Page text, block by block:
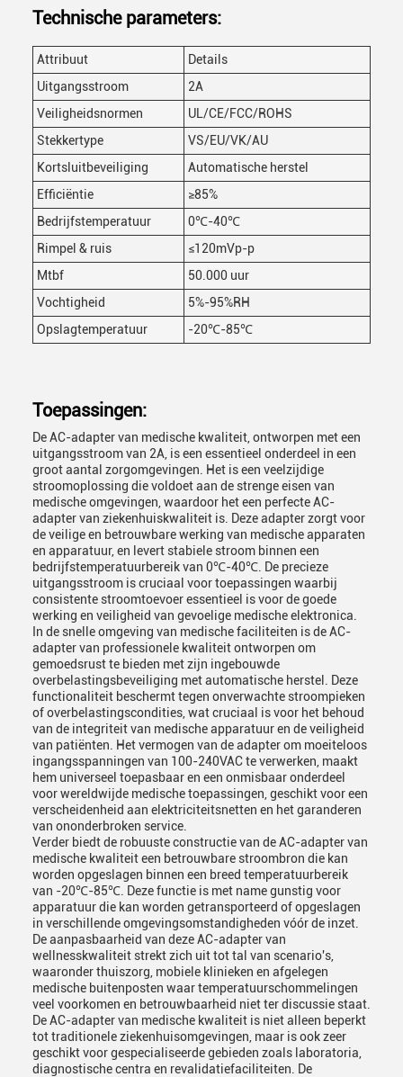
Technische parameters:
Attribuut
Details
Uitgangsstroom
2A
Veiligheidsnormen
UL/CE/FCC/ROHS
Stekkertype
VS/EU/VK/AU
Kortsluitbeveiliging
Automatische herstel
Efficiëntie
≥85%
Bedrijfstemperatuur
0℃-40℃
Rimpel & ruis
≤120mVp-p
Mtbf
50.000 uur
Vochtigheid
5%-95%RH
Opslagtemperatuur
-20℃-85℃
Toepassingen:
De AC-adapter van medische kwaliteit, ontworpen met een
uitgangsstroom van 2A, is een essentieel onderdeel in een
groot aantal zorgomgevingen. Het is een veelzijdige
stroomoplossing die voldoet aan de strenge eisen van
medische omgevingen, waardoor het een perfecte AC-
adapter van ziekenhuiskwaliteit is. Deze adapter zorgt voor
de veilige en betrouwbare werking van medische apparaten
en apparatuur, en levert stabiele stroom binnen een
bedrijfstemperatuurbereik van 0℃-40℃. De precieze
uitgangsstroom is cruciaal voor toepassingen waarbij
consistente stroomtoevoer essentieel is voor de goede
werking en veiligheid van gevoelige medische elektronica.
In de snelle omgeving van medische faciliteiten is de AC-
adapter van professionele kwaliteit ontworpen om
gemoedsrust te bieden met zijn ingebouwde
overbelastingsbeveiliging met automatische herstel. Deze
functionaliteit beschermt tegen onverwachte stroompieken
of overbelastingscondities, wat cruciaal is voor het behoud
van de integriteit van medische apparatuur en de veiligheid
van patiënten. Het vermogen van de adapter om moeiteloos
ingangsspanningen van 100-240VAC te verwerken, maakt
hem universeel toepasbaar en een onmisbaar onderdeel
voor wereldwijde medische toepassingen, geschikt voor een
verscheidenheid aan elektriciteitsnetten en het garanderen
van ononderbroken service.
Verder biedt de robuuste constructie van de AC-adapter van
medische kwaliteit een betrouwbare stroombron die kan
worden opgeslagen binnen een breed temperatuurbereik
van -20℃-85℃. Deze functie is met name gunstig voor
apparatuur die kan worden getransporteerd of opgeslagen
in verschillende omgevingsomstandigheden vóór de inzet.
De aanpasbaarheid van deze AC-adapter van
wellnesskwaliteit strekt zich uit tot tal van scenario's,
waaronder thuiszorg, mobiele klinieken en afgelegen
medische buitenposten waar temperatuurschommelingen
veel voorkomen en betrouwbaarheid niet ter discussie staat.
De AC-adapter van medische kwaliteit is niet alleen beperkt
tot traditionele ziekenhuisomgevingen, maar is ook zeer
geschikt voor gespecialiseerde gebieden zoals laboratoria,
diagnostische centra en revalidatiefaciliteiten. De